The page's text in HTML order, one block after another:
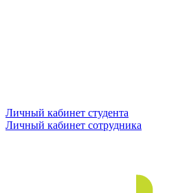
Личный кабинет студента
Личный кабинет сотрудника